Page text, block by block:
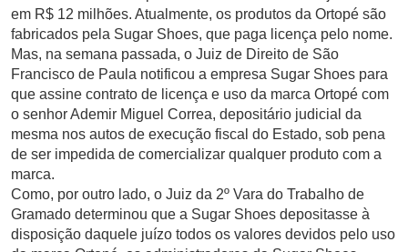
em R$ 12 milhões. Atualmente, os produtos da Ortopé são
fabricados pela Sugar Shoes, que paga licença pelo nome.
Mas, na semana passada, o Juiz de Direito de São
Francisco de Paula notificou a empresa Sugar Shoes para
que assine contrato de licença e uso da marca Ortopé com
o senhor Ademir Miguel Correa, depositário judicial da
mesma nos autos de execução fiscal do Estado, sob pena
de ser impedida de comercializar qualquer produto com a
marca.
Como, por outro lado, o Juiz da 2º Vara do Trabalho de
Gramado determinou que a Sugar Shoes depositasse à
disposição daquele juízo todos os valores devidos pelo uso